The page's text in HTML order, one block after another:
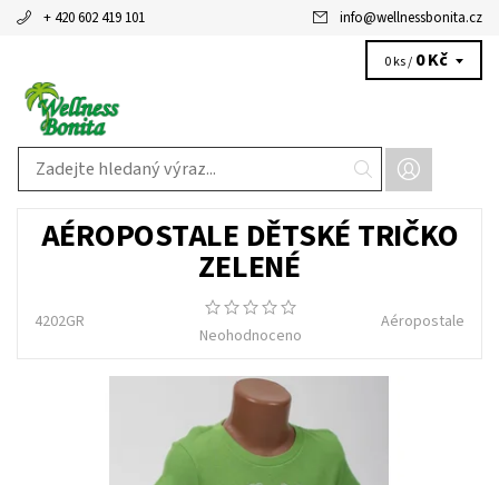
+ 420 602 419 101 info@wellnessbonita.cz
0 ks / 0 Kč
AÉROPOSTALE DĚTSKÉ TRIČKO
ZELENÉ
4202GR
Neohodnoceno
Aéropostale